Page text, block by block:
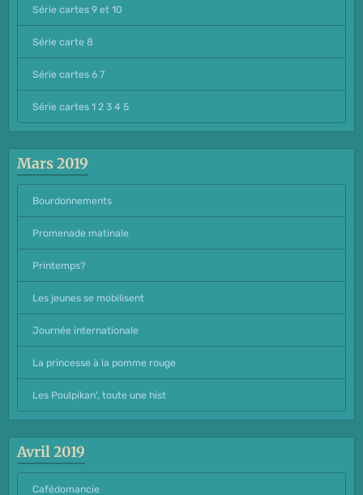
Série cartes 9 et 10
Série carte 8
Série cartes 6 7
Série cartes 1 2 3 4 5
Mars 2019
Bourdonnements
Promenade matinale
Printemps?
Les jeunes se mobilisent
Journée internationale
La princesse à la pomme rouge
Les Poulpikan', toute une hist
Avril 2019
Cafédomancie